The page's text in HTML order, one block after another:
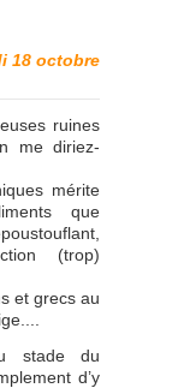
18 octobre
ruines
me diriez-
mérite
que
(trop)
et grecs au
stade du
d’y